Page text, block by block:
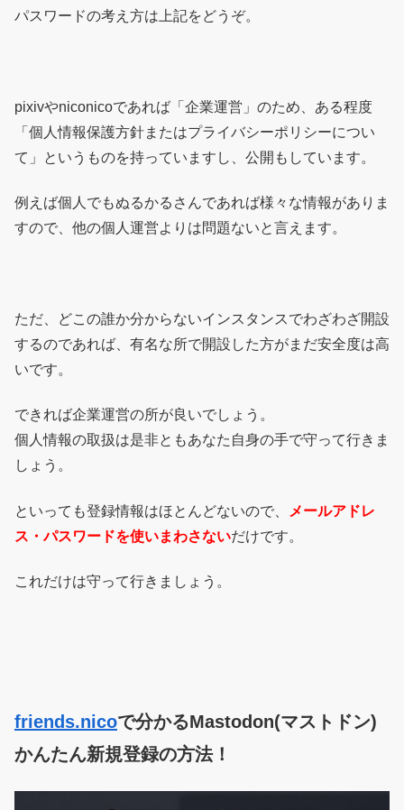
パスワードの考え方は上記をどうぞ。
pixivやniconicoであれば「企業運営」のため、ある程度
「個人情報保護方針またはプライバシーポリシーについ
て」というものを持っていますし、公開もしています。
例えば個人でもぬるかるさんであれば様々な情報がありま
すので、他の個人運営よりは問題ないと言えます。
ただ、どこの誰か分からないインスタンスでわざわざ開設
するのであれば、有名な所で開設した方がまだ安全度は高
いです。
できれば企業運営の所が良いでしょう。
個人情報の取扱は是非ともあなた自身の手で守って行きま
しょう。
といっても登録情報はほとんどないので、
メールアドレ
ス・パスワードを使いまわさないだけです。
これだけは守って行きましょう。
friends.nicoで分かるMastodon(マストドン)
かんたん新規登録の方法！